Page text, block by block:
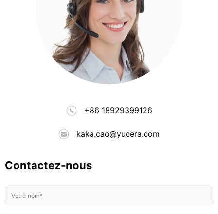
+86 18929399126
kaka.cao@yucera.com
Contactez-nous